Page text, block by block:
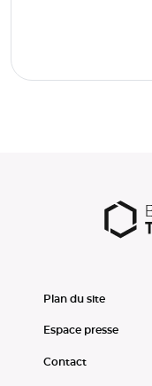
Plan du site
Espace presse
Contact